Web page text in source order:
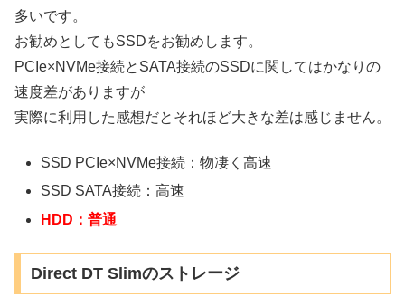
多いです。
お勧めとしてもSSDをお勧めします。
PCIe×NVMe接続とSATA接続のSSDに関してはかなりの
速度差がありますが
実際に利用した感想だとそれほど大きな差は感じません。
SSD PCIe×NVMe接続：物凄く高速
SSD SATA接続：高速
HDD：普通
Direct DT Slimのストレージ